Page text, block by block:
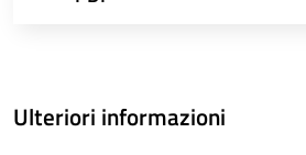
Ulteriori informazioni